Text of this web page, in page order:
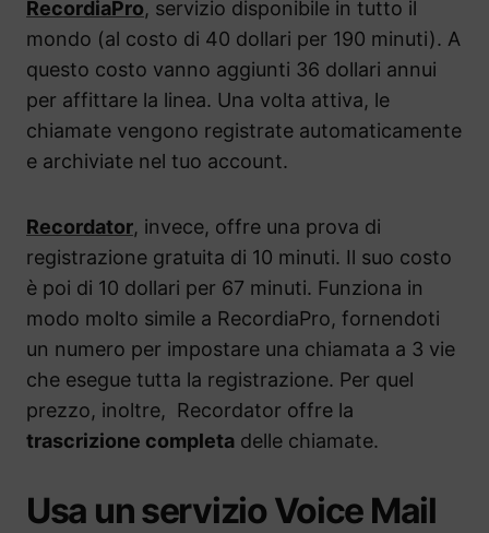
RecordiaPro, servizio disponibile in tutto il
mondo (al costo di 40 dollari per 190 minuti). A
questo costo vanno aggiunti 36 dollari annui
per affittare la linea. Una volta attiva, le
chiamate vengono registrate automaticamente
e archiviate nel tuo account.
Recordator, invece, offre una prova di
registrazione gratuita di 10 minuti. Il suo costo
è poi di 10 dollari per 67 minuti. Funziona in
modo molto simile a RecordiaPro, fornendoti
un numero per impostare una chiamata a 3 vie
che esegue tutta la registrazione. Per quel
prezzo, inoltre, Recordator offre la
trascrizione completa delle chiamate.
Usa un servizio Voice Mail